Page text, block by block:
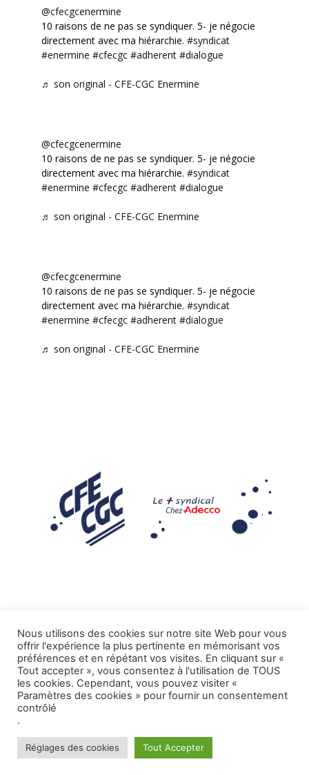
@cfecgcenermine
10 raisons de ne pas se syndiquer. 5- je négocie
directement avec ma hiérarchie. #syndicat
#enermine #cfecgc #adherent #dialogue
♬ son original - CFE-CGC Enermine
@cfecgcenermine
10 raisons de ne pas se syndiquer. 5- je négocie
directement avec ma hiérarchie. #syndicat
#enermine #cfecgc #adherent #dialogue
♬ son original - CFE-CGC Enermine
@cfecgcenermine
10 raisons de ne pas se syndiquer. 5- je négocie
directement avec ma hiérarchie. #syndicat
#enermine #cfecgc #adherent #dialogue
♬ son original - CFE-CGC Enermine
Mentions légales
Tous droits réservés CFE-CGC ADECCO.
Nous utilisons des cookies sur notre site Web pour vous
offrir l'expérience la plus pertinente en mémorisant vos
préférences et en répétant vos visites. En cliquant sur «
Tout accepter », vous consentez à l'utilisation de TOUS
les cookies. Cependant, vous pouvez visiter «
Paramètres des cookies » pour fournir un consentement
contrôlé
.
Réglages des cookies Tout Accepter